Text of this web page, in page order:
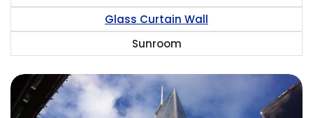
Glass Curtain Wall
Sunroom